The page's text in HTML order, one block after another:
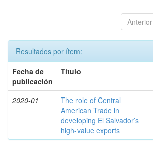
Anterior
Resultados por ítem:
Fecha de
publicación
Título
2020-01
The role of Central
American Trade in
developing El Salvador’s
high-value exports